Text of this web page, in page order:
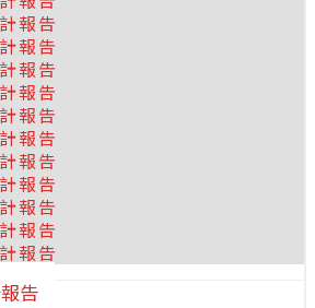
報告
報告
報告
報告
報告
報告
報告
報告
報告
報告
報告
告